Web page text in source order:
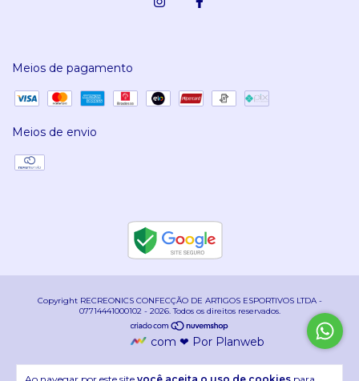
Meios de pagamento
Meios de envio
Copyright RECREONICS CONFECÇÃO DE ARTIGOS ESPORTIVOS LTDA -
07714441000102 - 2026. Todos os direitos reservados.
com ❤ Por Planweb